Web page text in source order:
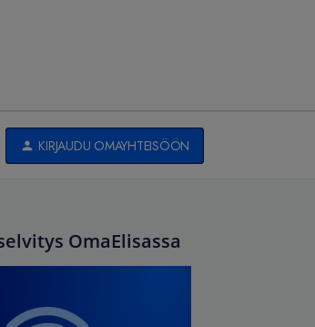
KIRJAUDU OMAYHTEISÖÖN
OmaElisassa